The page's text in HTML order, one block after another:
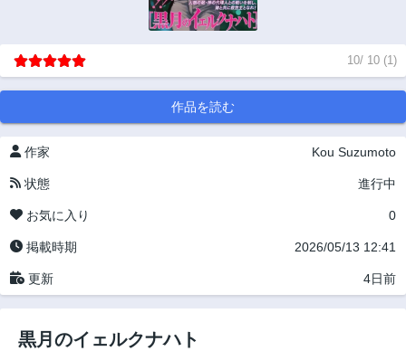
10/ 10 (1)
作品を読む
作家 Kou Suzumoto
状態 進行中
お気に入り 0
掲載時期 2026/05/13 12:41
更新 4日前
黒月のイェルクナハト